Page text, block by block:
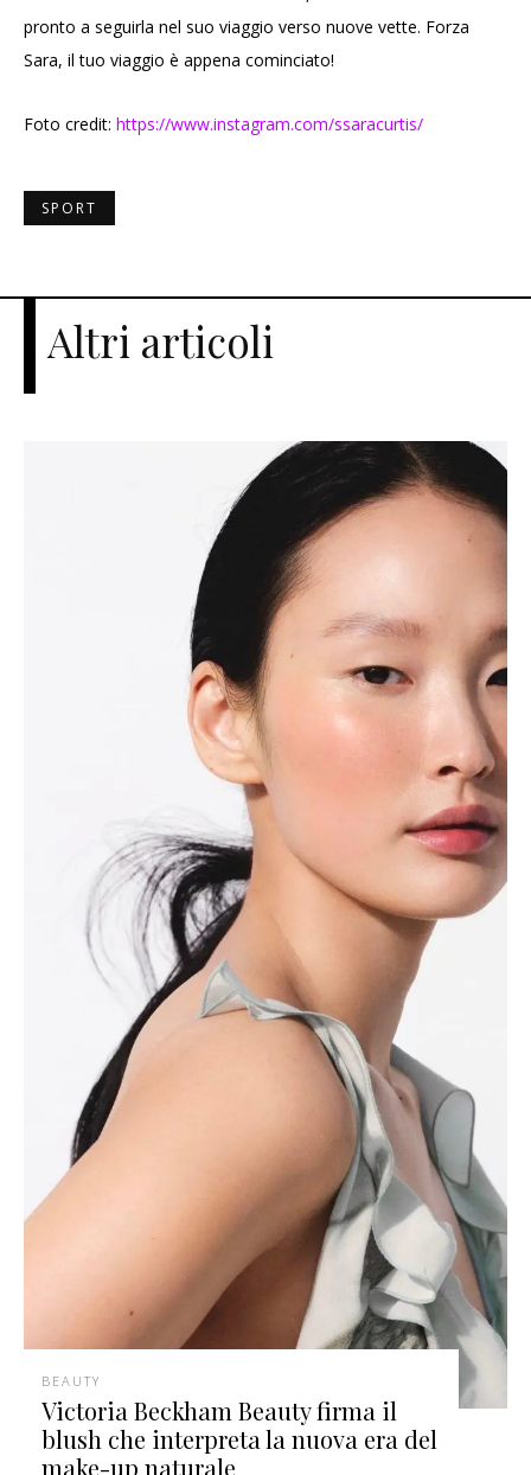
pronto a seguirla nel suo viaggio verso nuove vette. Forza
Sara, il tuo viaggio è appena cominciato!
Foto credit: https://www.instagram.com/ssaracurtis/
SPORT
Altri articoli
BEAUTY
Victoria Beckham Beauty firma il
blush che interpreta la nuova era del
make-up naturale